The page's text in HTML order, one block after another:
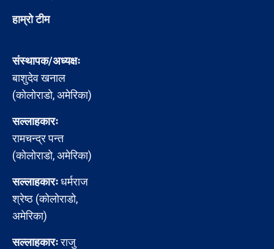
हाम्रो टीम
संस्थापक/अध्यक्षः
बाशुदेव खनाल
(कोलोराडो, अमेरिका)
सल्लाहकारः
रामचन्द्र पन्त
(कोलोराडो, अमेरिका)
सल्लाहकारःधर्मराज
श्रेष्ठ (कोलोराडो,
अमेरिका)
सल्लाहकारःराजु